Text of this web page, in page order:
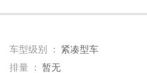
车型级别 ：
紧凑型车
排量 ： 暂无